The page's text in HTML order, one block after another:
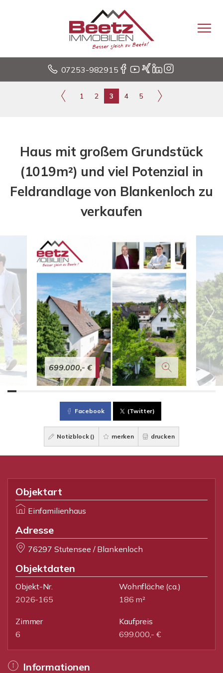
07253-982915
1 2 3 4 5
Haus mit großem Grundstück
(1019m²) und viel Potenzial in
Feldrandlage von Blankenloch zu
verkaufen
699.000,- €
Facebook (Twitter)
Notizblock () merken drucken
Objektart
Einfamilienhaus
Adresse
76297 Stutensee / Blankenloch
Objektdaten
Objekt-Nr.
2026-165
Wohnfläche (ca.)
186 m²
Zimmer
6
Kaufpreis
699.000,- €
Informationen